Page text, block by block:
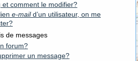
et comment le modifier?
e-maild’un utilisateur, on me
de messages
forum?
un message?